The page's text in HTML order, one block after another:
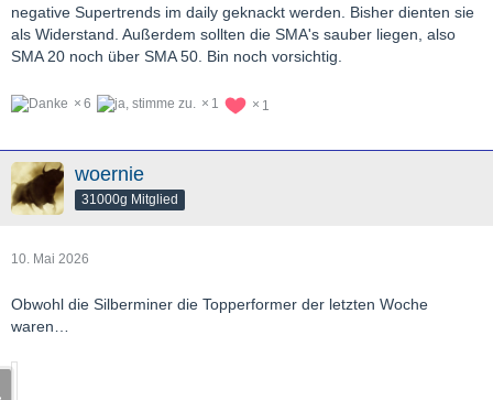
negative Supertrends im daily geknackt werden. Bisher dienten sie
als Widerstand. Außerdem sollten die SMA's sauber liegen, also
SMA 20 noch über SMA 50. Bin noch vorsichtig.
6 1 1
woernie
31000g Mitglied
10. Mai 2026
Obwohl die Silberminer die Topperformer der letzten Woche
waren…